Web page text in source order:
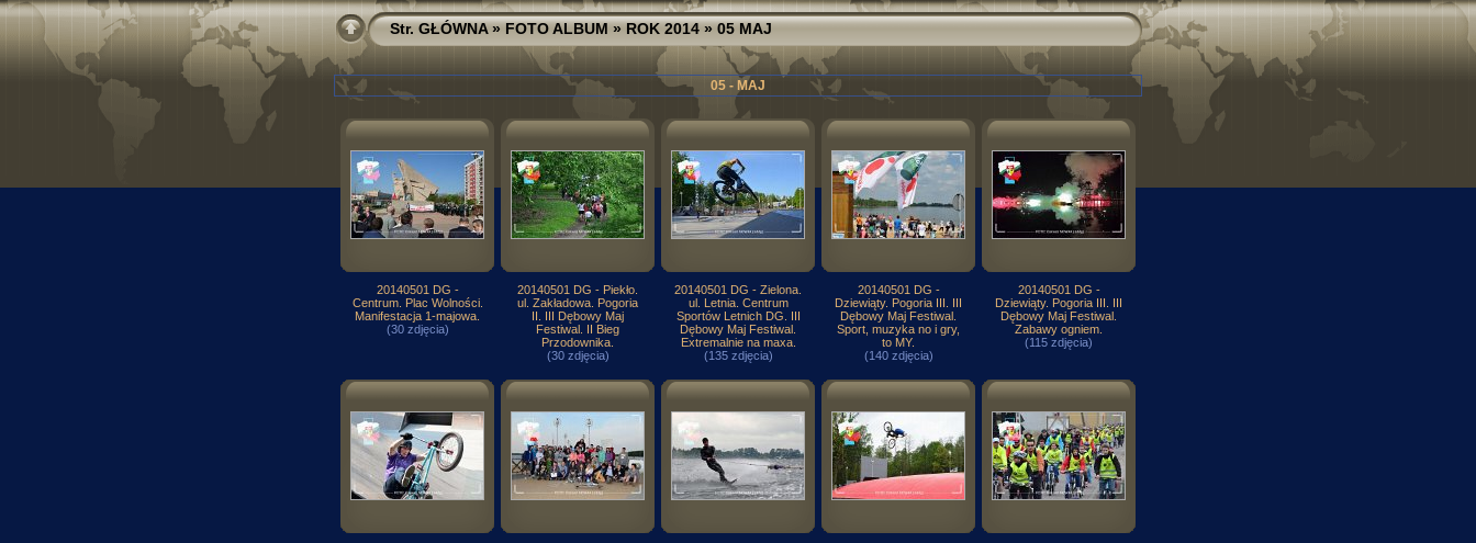
Str. GŁÓWNA»FOTO ALBUM»ROK 2014» 05 MAJ
05 - MAJ
20140501 DG -
Centrum. Plac Wolności.
Manifestacja 1-majowa.
(30 zdjęcia)
20140501 DG - Piekło.
ul. Zakładowa. Pogoria
II. III Dębowy Maj
Festiwal. II Bieg
Przodownika.
(30 zdjęcia)
20140501 DG - Zielona.
ul. Letnia. Centrum
Sportów Letnich DG. III
Dębowy Maj Festiwal.
Extremalnie na maxa.
(135 zdjęcia)
20140501 DG -
Dziewiąty. Pogoria III. III
Dębowy Maj Festiwal.
Sport, muzyka no i gry,
to MY.
(140 zdjęcia)
20140501 DG -
Dziewiąty. Pogoria III. III
Dębowy Maj Festiwal.
Zabawy ogniem.
(115 zdjęcia)